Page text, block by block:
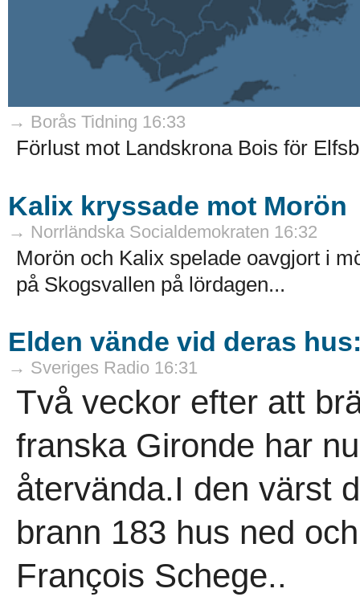
→ Borås Tidning 16:33
Förlust mot Landskrona Bois för
Kalix kryssade mot Morön
→ Norrländska Socialdemokraten 16:32
Morön och Kalix spelade oavgjort i
på Skogsvallen på lördagen...
Elden vände vid deras
→ Sveriges Radio 16:31
Två veckor efter att
franska Gironde har
återvända.I den värst
brann 183 hus ned
François Schege..